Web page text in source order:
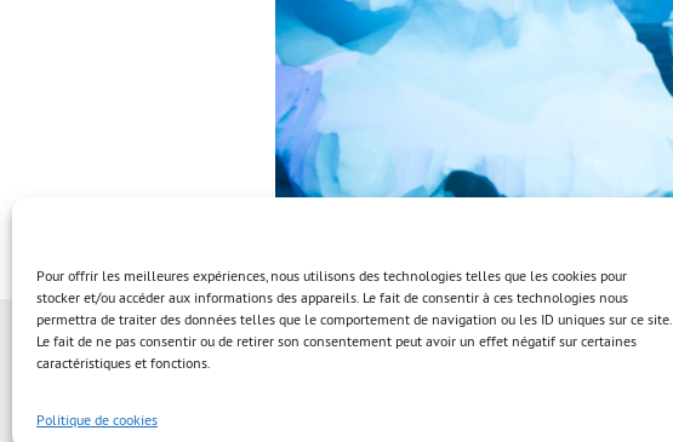
Pour offrir les meilleures expériences, nous utilisons des technologies telles que les cookies pour
stocker et/ou accéder aux informations des appareils. Le fait de consentir à ces technologies nous
permettra de traiter des données telles que le comportement de navigation ou les ID uniques sur ce site.
Le fait de ne pas consentir ou de retirer son consentement peut avoir un effet négatif sur certaines
caractéristiques et fonctions.
Politique de cookies